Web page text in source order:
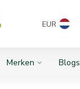
EUR
Merken Blogs